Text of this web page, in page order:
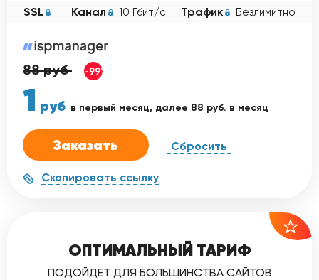
SSL Канал 10 Гбит/с Трафик Безлимитно
88руб -99%
1 руб в первый месяц, далее 88 руб. в месяц
Заказать Сбросить
Скопировать ссылку
ОПТИМАЛЬНЫЙ ТАРИФ
ПОДОЙДЕТ ДЛЯ БОЛЬШИНСТВА САЙТОВ